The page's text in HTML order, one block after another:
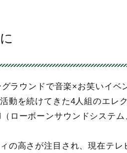
ラウンドで音楽×お笑いイベ
動を続けてきた4人組のエレ
ローボーンサウンドシステム
の高さが注目され、現在テ